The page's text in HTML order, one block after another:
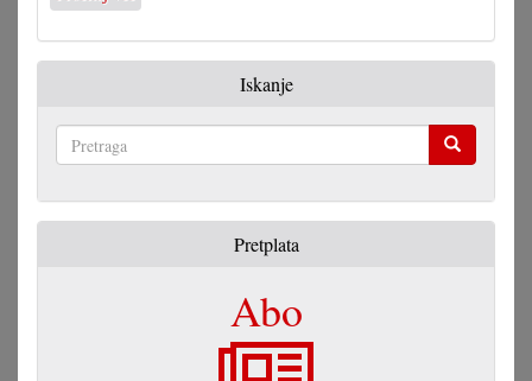
800
ljet
Dolnja
Pervane
Iskanje
Pretplata
Abo